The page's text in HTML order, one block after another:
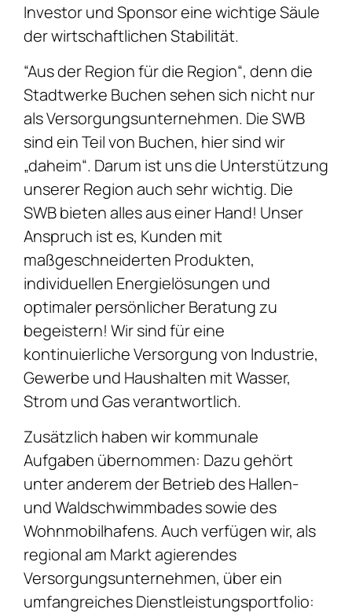
Investor und Sponsor eine wichtige Säule
der wirtschaftlichen Stabilität.
“Aus der Region für die Region“, denn die
Stadtwerke Buchen sehen sich nicht nur
als Versorgungsunternehmen. Die SWB
sind ein Teil von Buchen, hier sind wir
„daheim“. Darum ist uns die Unterstützung
unserer Region auch sehr wichtig. Die
SWB bieten alles aus einer Hand! Unser
Anspruch ist es, Kunden mit
maßgeschneiderten Produkten,
individuellen Energielösungen und
optimaler persönlicher Beratung zu
begeistern! Wir sind für eine
kontinuierliche Versorgung von Industrie,
Gewerbe und Haushalten mit Wasser,
Strom und Gas verantwortlich.
Zusätzlich haben wir kommunale
Aufgaben übernommen: Dazu gehört
unter anderem der Betrieb des Hallen-
und Waldschwimmbades sowie des
Wohnmobilhafens. Auch verfügen wir, als
regional am Markt agierendes
Versorgungsunternehmen, über ein
umfangreiches Dienstleistungsportfolio: